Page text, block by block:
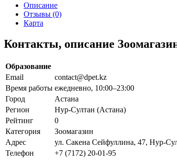
Описание
Отзывы (0)
Карта
Контакты, описание
Образование
Email
contact@dpet.kz
Время работы ежедневно, 10:00–23:00
Город
Астана
Регион
Нур-Султан (Астана)
Рейтинг
0
Категория
Зоомагазин
Адрес
ул. Сакена Сейфуллина, 47, Нур-
Телефон
+7 (7172) 20-01-95